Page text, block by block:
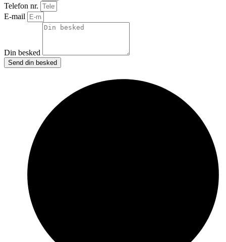
Telefon nr.
E-mail
Din besked
Send din besked